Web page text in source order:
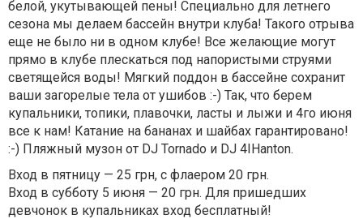
белой, укутывающей пены! Специально для летнего
сезона мы делаем бассейн внутри клуба! Такого отрыва
еще не было ни в одном клубе! Все желающие могут
прямо в клубе плескаться под напористыми струями
светящейся воды! Мягкий поддон в бассейне сохранит
ваши загорелые тела от ушибов :-) Так, что берем
купальники, топики, плавочки, ласты и лыжи и 4го июня
все к нам! Катание на бананах и шайбах гарантировано!
:-) Пляжный музон от DJ Tornado и DJ 4IHanton.
Вход в пятницу — 25 грн, с флаером 20 грн.
Вход в субботу 5 июня — 20 грн. Для пришедших
девчонок в купальниках вход бесплатный!